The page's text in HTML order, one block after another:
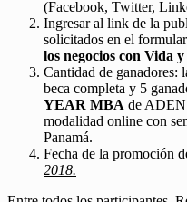
(Facebook, Twitter,
Ingresar al link de la
solicitados en el
los negocios con Vida
Cantidad de ganadores:
beca completa y 5
YEAR MBA de ADEN
modalidad online con
Panamá.
Fecha de la promoción
2018.